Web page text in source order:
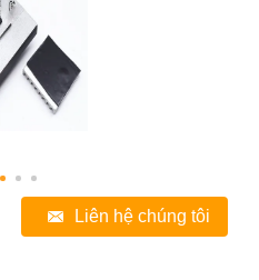
Liên hệ chúng tôi